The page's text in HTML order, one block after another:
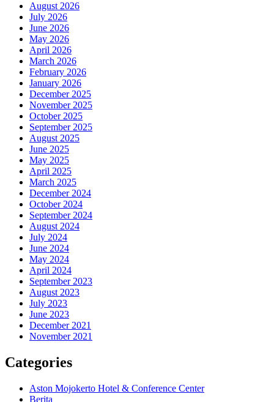
August 2026
July 2026
June 2026
May 2026
April 2026
March 2026
February 2026
January 2026
December 2025
November 2025
October 2025
September 2025
August 2025
June 2025
May 2025
April 2025
March 2025
December 2024
October 2024
September 2024
August 2024
July 2024
June 2024
May 2024
April 2024
September 2023
August 2023
July 2023
June 2023
December 2021
November 2021
Categories
Aston Mojokerto Hotel & Conference Center
Berita